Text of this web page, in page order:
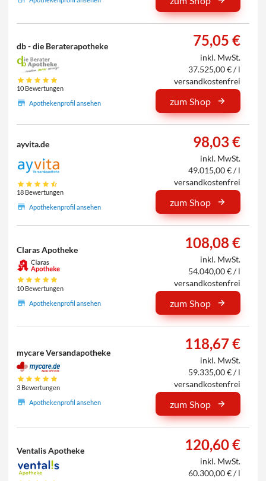
db - die Beraterapotheke
10 Bewertungen
Apothekenprofil ansehen
75,05 €
inkl. MwSt.
37.525,00 € / l
versandkostenfrei
zum Shop
ayvita.de
18 Bewertungen
Apothekenprofil ansehen
98,03 €
inkl. MwSt.
49.015,00 € / l
versandkostenfrei
zum Shop
Claras Apotheke
10 Bewertungen
Apothekenprofil ansehen
108,08 €
inkl. MwSt.
54.040,00 € / l
versandkostenfrei
zum Shop
mycare Versandapotheke
3 Bewertungen
Apothekenprofil ansehen
118,67 €
inkl. MwSt.
59.335,00 € / l
versandkostenfrei
zum Shop
Ventalis Apotheke 120,60 €
inkl. MwSt.
60.300,00 € / l